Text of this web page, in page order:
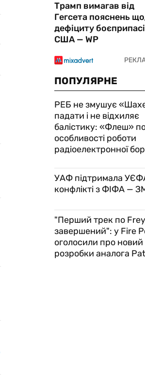
Трамп вимагав від
Гегсета пояснень
дефіциту
США — WP
ПОПУЛЯРНЕ
РЕБ не змушує
падати і не відхиляє
балістику: «Флеш»
особливості роботи
радіоелектронної
УАФ підтримала
конфлікті з ФІФА —
"Перший трек по
завершений": у Fire
оголосили про новий
розробки аналога